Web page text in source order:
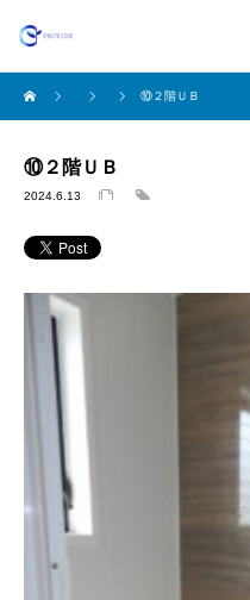
⑩２階ＵＢ
⑩２階ＵＢ
2024.6.13